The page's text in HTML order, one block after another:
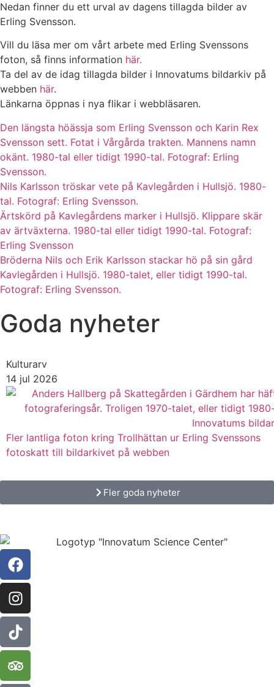
Nedan finner du ett urval av dagens tillagda bilder av
Erling Svensson.
Vill du läsa mer om vårt arbete med Erling Svenssons
foton, så finns information här.
Ta del av de idag tillagda bilder i Innovatums bildarkiv på
webben här.
Länkarna öppnas i nya flikar i webbläsaren.
Den längsta höässja som Erling Svensson och Karin Rex
Svensson sett. Fotat i Vårgårda trakten. Mannens namn
okänt. 1980-tal eller tidigt 1990-tal. Fotograf: Erling
Svensson.
Nils Karlsson tröskar vete på Kavlegården i Hullsjö. 1980-
tal. Fotograf: Erling Svensson.
Ärtskörd på Kavlegårdens marker i Hullsjö. Klippare skär
av ärtväxterna. 1980-tal eller tidigt 1990-tal. Fotograf:
Erling Svensson
Bröderna Nils och Erik Karlsson stackar hö på sin gård
Kavlegården i Hullsjö. 1980-talet, eller tidigt 1990-tal.
Fotograf: Erling Svensson.
Goda nyheter
Kulturarv
14 jul 2026
Fler lantliga foton kring Trollhättan ur Erling Svenssons
fotoskatt till bildarkivet på webben
Fler goda nyheter